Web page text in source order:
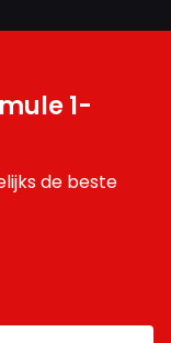
1-
de beste